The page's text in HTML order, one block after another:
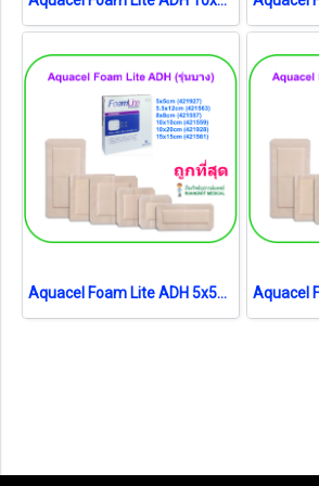
Aquacel Foam Lite ADH 5x5cm (421927) (1 แผ่น)